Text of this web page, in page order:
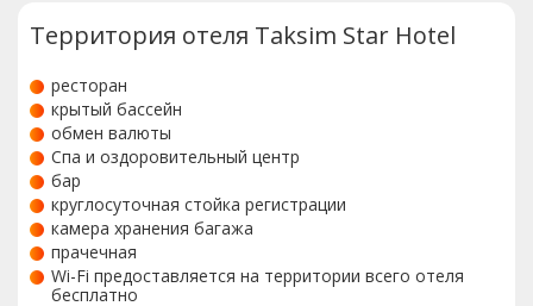
Территория отеля Taksim Star Hotel
ресторан
крытый бассейн
обмен валюты
Спа и оздоровительный центр
бар
круглосуточная стойка регистрации
камера хранения багажа
прачечная
Wi-Fi предоставляется на территории всего отеля
бесплатно